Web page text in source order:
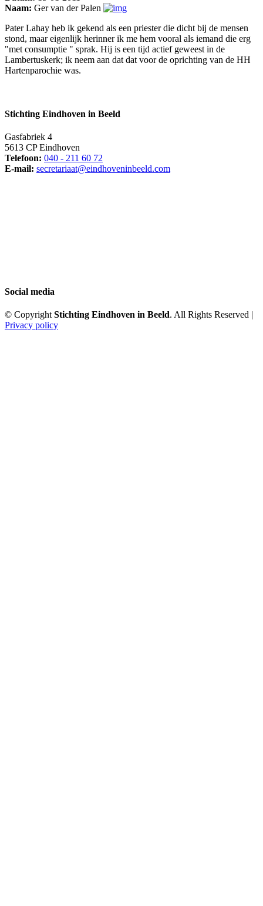
Naam: Ger van der Palen
Pater Lahay heb ik gekend als een priester die dicht bij de mensen
stond, maar eigenlijk herinner ik me hem vooral als iemand die erg
"met consumptie " sprak. Hij is een tijd actief geweest in de
Lambertuskerk; ik neem aan dat dat voor de oprichting van de HH
Hartenparochie was.
Stichting Eindhoven in Beeld
Gasfabriek 4
5613 CP Eindhoven
Telefoon: 040 - 211 60 72
E-mail: secretariaat@eindhoveninbeeld.com
Social media
© CopyrightStichting Eindhoven in Beeld. All Rights Reserved |
Privacy policy